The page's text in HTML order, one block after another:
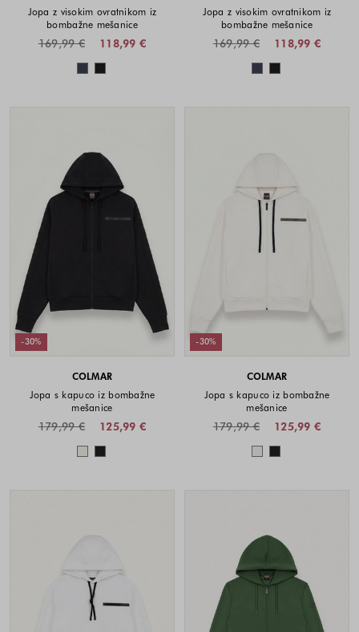
Jopa z visokim ovratnikom iz
bombažne mešanice
118,99 €
169,99 €
Barve na voljo
Jopa z visokim ovratnikom iz
bombažne mešanice
118,99 €
169,99 €
Barve na voljo
-30%
COLMAR
Jopa s kapuco iz bombažne
mešanice
125,99 €
179,99 €
Barve na voljo
-30%
COLMAR
Jopa s kapuco iz bombažne
mešanice
125,99 €
179,99 €
Barve na voljo